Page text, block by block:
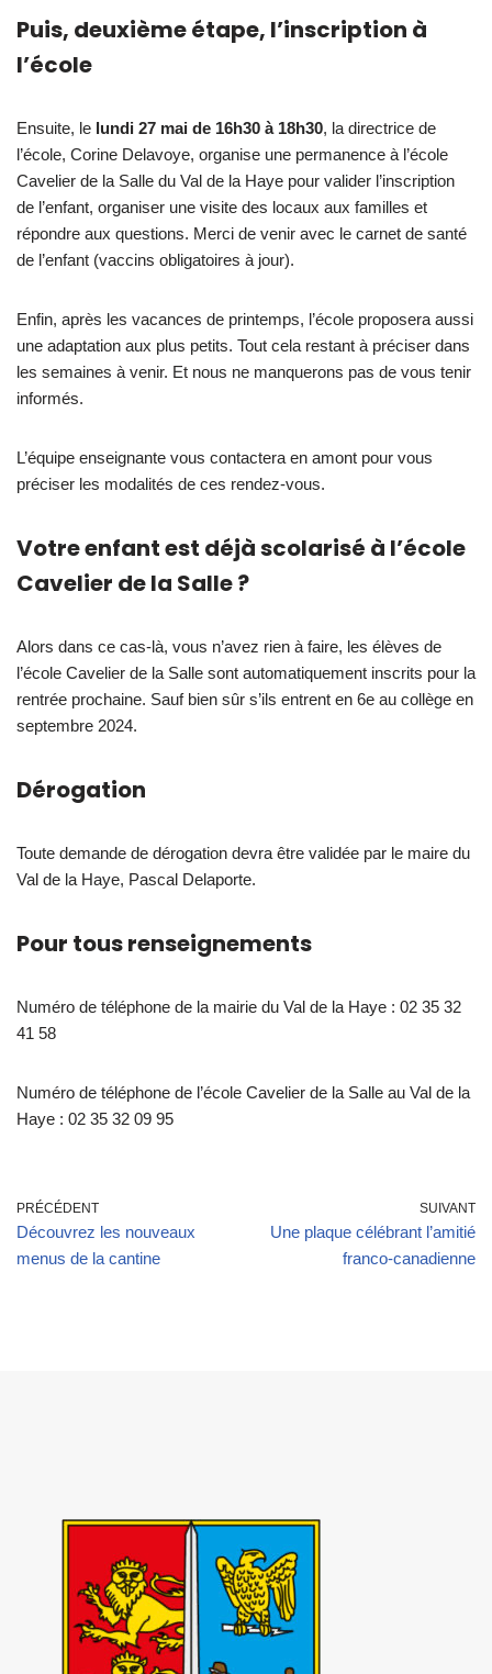
Puis, deuxième étape, l’inscription à
l’école
Ensuite, le lundi 27 mai de 16h30 à 18h30, la directrice de
l’école, Corine Delavoye, organise une permanence à l’école
Cavelier de la Salle du Val de la Haye pour valider l’inscription
de l’enfant, organiser une visite des locaux aux familles et
répondre aux questions. Merci de venir avec le carnet de santé
de l’enfant (vaccins obligatoires à jour).
Enfin, après les vacances de printemps, l’école proposera aussi
une adaptation aux plus petits. Tout cela restant à préciser dans
les semaines à venir. Et nous ne manquerons pas de vous tenir
informés.
L’équipe enseignante vous contactera en amont pour vous
préciser les modalités de ces rendez-vous.
Votre enfant est déjà scolarisé à l’école
Cavelier de la Salle ?
Alors dans ce cas-là, vous n’avez rien à faire, les élèves de
l’école Cavelier de la Salle sont automatiquement inscrits pour la
rentrée prochaine. Sauf bien sûr s’ils entrent en 6e au collège en
septembre 2024.
Dérogation
Toute demande de dérogation devra être validée par le maire du
Val de la Haye, Pascal Delaporte.
Pour tous renseignements
Numéro de téléphone de la mairie du Val de la Haye : 02 35 32
41 58
Numéro de téléphone de l’école Cavelier de la Salle au Val de la
Haye : 02 35 32 09 95
PRÉCÉDENT
Découvrez les nouveaux
menus de la cantine
SUIVANT
Une plaque célébrant l’amitié
franco-canadienne